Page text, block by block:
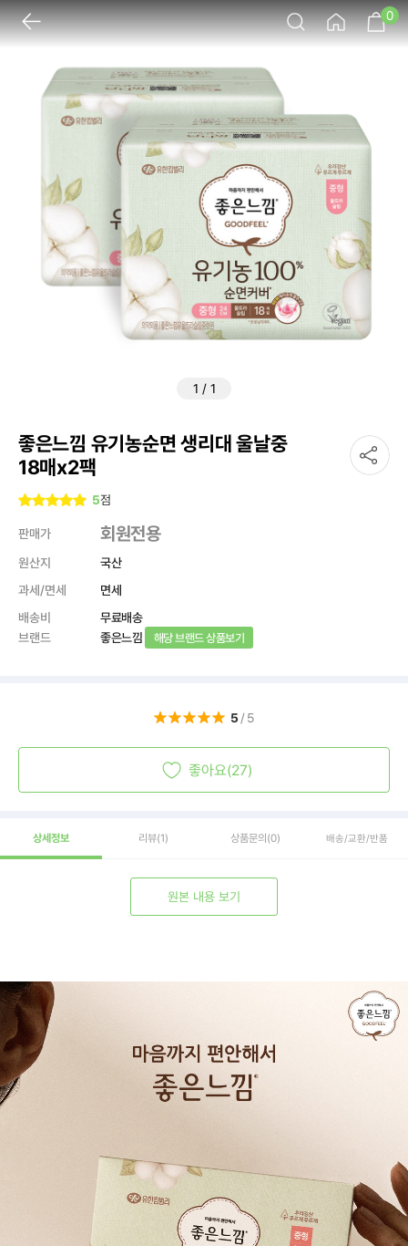
0
1 / 1
좋은느낌 유기농순면 생리대 울날중
18매x2팩
5점
판매가 회원전용
원산지
국산
과세/면세
면세
배송비
무료배송
브랜드
좋은느낌 해당 브랜드 상품보기
5 /5
좋아요(27)
상세정보 리뷰(1) 상품문의 (0) 배송/교환/반품
원본 내용 보기